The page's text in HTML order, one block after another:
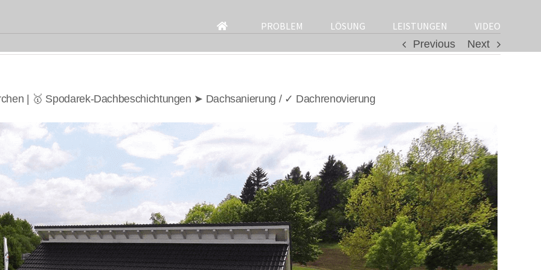
for:
PROBLEM LÖSUNG LEISTUNGEN
VIDEO
Previous
Next
| 🥇 Spodarek-Dachbeschichtungen ➤ Dachsanierung / ✓ Dachrenovierung